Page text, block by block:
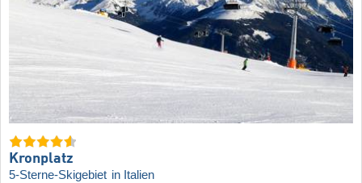
Kronplatz
5-Sterne-Skigebiet in Italien